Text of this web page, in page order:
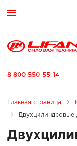

8 800 550-55-14
Главная страница
Двухцилиндровые